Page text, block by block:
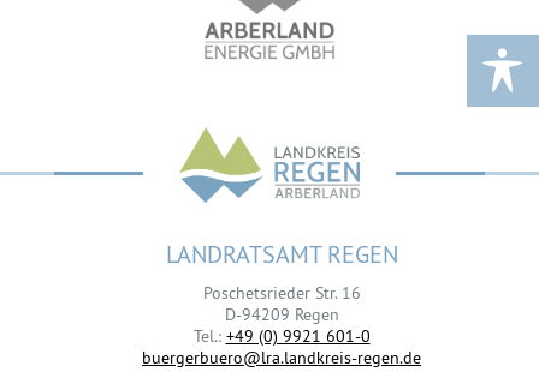
LANDRATSAMT REGEN
Poschetsrieder Str. 16
D-94209 Regen
Tel.: +49 (0) 9921 601-0
buergerbuero@lra.landkreis-regen.de